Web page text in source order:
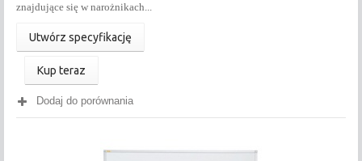
znajdujące się w narożnikach...
Utwórz specyfikację
Kup teraz
Dodaj do porównania